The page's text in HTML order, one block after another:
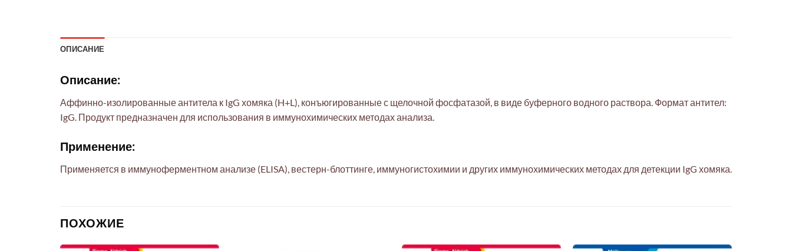
ОПИСАНИЕ
Описание:
Аффинно-изолированные антитела к IgG хомяка (H+L), конъюгированные с щелочной фосфатазой, в виде буферного водного раствора. Формат антител:
IgG. Продукт предназначен для использования в иммунохимических методах анализа.
Применение:
Применяется в иммуноферментном анализе (ELISA), вестерн-блоттинге, иммуногистохимии и других иммунохимических методах для детекции IgG хомяка.
ПОХОЖИЕ